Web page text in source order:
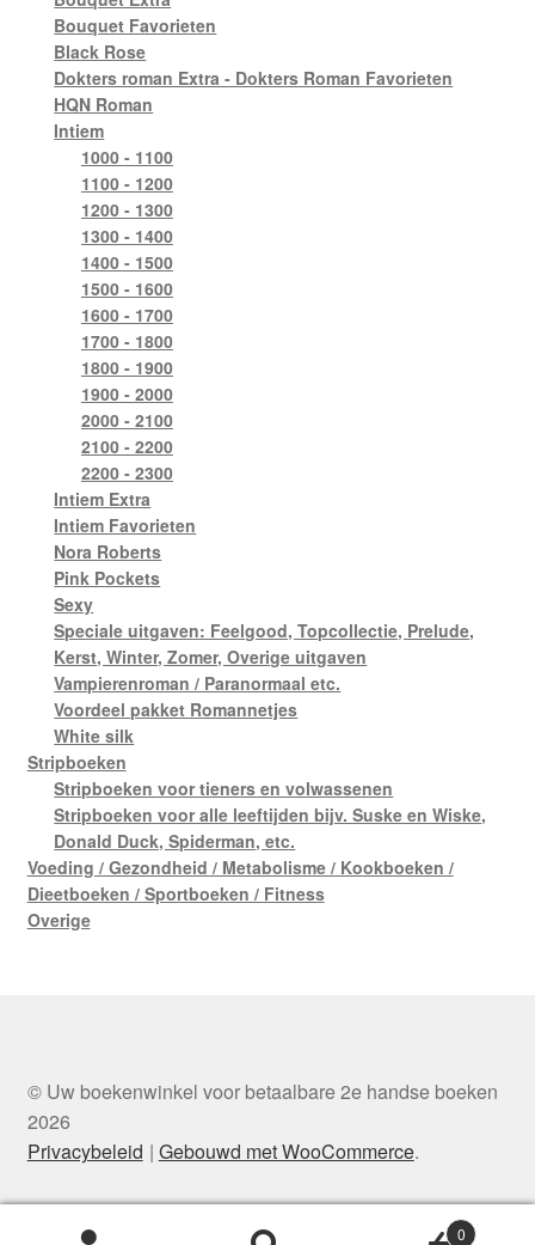
Bouquet Favorieten
Black Rose
Dokters roman Extra - Dokters Roman Favorieten
HQN Roman
Intiem
1000 - 1100
1100 - 1200
1200 - 1300
1300 - 1400
1400 - 1500
1500 - 1600
1600 - 1700
1700 - 1800
1800 - 1900
1900 - 2000
2000 - 2100
2100 - 2200
2200 - 2300
Intiem Extra
Intiem Favorieten
Nora Roberts
Pink Pockets
Sexy
Speciale uitgaven: Feelgood, Topcollectie, Prelude,
Kerst, Winter, Zomer, Overige uitgaven
Vampierenroman / Paranormaal etc.
Voordeel pakket Romannetjes
White silk
Stripboeken
Stripboeken voor tieners en volwassenen
Stripboeken voor alle leeftijden bijv. Suske en Wiske,
Donald Duck, Spiderman, etc.
Voeding / Gezondheid / Metabolisme / Kookboeken /
Dieetboeken / Sportboeken / Fitness
Overige
© Uw boekenwinkel voor betaalbare 2e handse boeken
2026
Privacybeleid
Gebouwd met WooCommerce.
0